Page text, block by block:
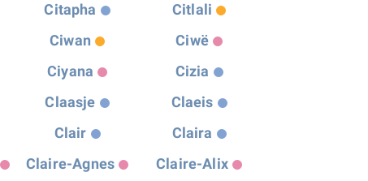
Citapha
Citlali
Ciwan
Ciwë
Ciyana
Cizia
Claasje
Claeis
Clair
Claira
Claire-Agnes
Claire-Alix